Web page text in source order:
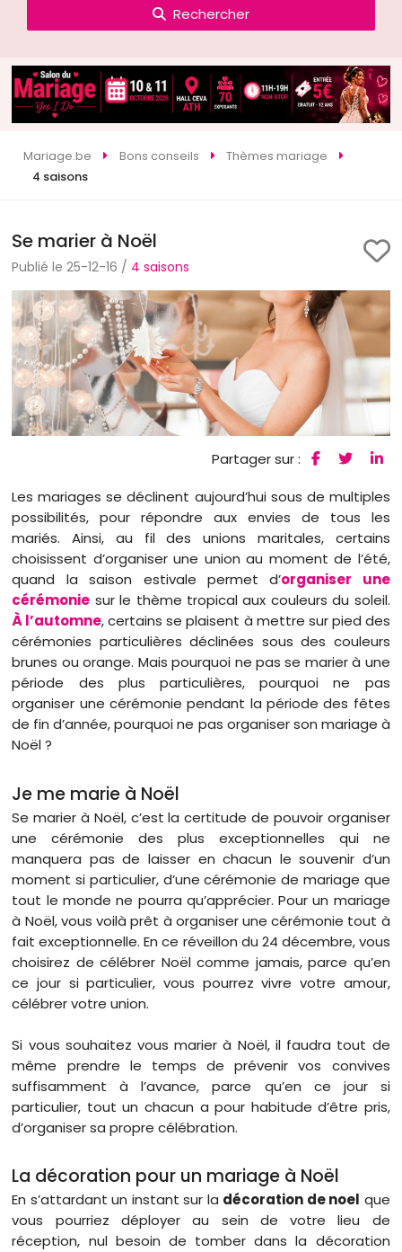
Rechercher
Mariage.be Bons conseils
Thèmes mariage
4 saisons
Se marier à Noël
Publié le 25-12-16 / 4 saisons
Partager sur :
Les mariages se déclinent aujourd’hui sous de multiples
possibilités, pour répondre aux envies de tous les
mariés. Ainsi, au fil des unions maritales, certains
choisissent d’organiser une union au moment de l’été,
quand la saison estivale permet d’organiser une
cérémonie sur le thème tropical aux couleurs du soleil.
À l’automne, certains se plaisent à mettre sur pied des
cérémonies particulières déclinées sous des couleurs
brunes ou orange. Mais pourquoi ne pas se marier à une
période des plus particulières, pourquoi ne pas
organiser une cérémonie pendant la période des fêtes
de fin d’année, pourquoi ne pas organiser son mariage à
Noël ?
Je me marie à Noël
Se marier à Noël, c’est la certitude de pouvoir organiser
une cérémonie des plus exceptionnelles qui ne
manquera pas de laisser en chacun le souvenir d’un
moment si particulier, d’une cérémonie de mariage que
tout le monde ne pourra qu’apprécier. Pour un mariage
à Noël, vous voilà prêt à organiser une cérémonie tout à
fait exceptionnelle. En ce réveillon du 24 décembre, vous
choisirez de célébrer Noël comme jamais, parce qu’en
ce jour si particulier, vous pourrez vivre votre amour,
célébrer votre union.
Si vous souhaitez vous marier à Noël, il faudra tout de
même prendre le temps de prévenir vos convives
suffisamment à l’avance, parce qu’en ce jour si
particulier, tout un chacun a pour habitude d’être pris,
d’organiser sa propre célébration.
La décoration pour un mariage à Noël
En s’attardant un instant sur la décoration de noel que
vous pourriez déployer au sein de votre lieu de
réception, nul besoin de tomber dans la décoration